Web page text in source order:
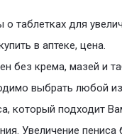
таблетках для
в аптеке, цена.
без крема, мазей и
выбрать любой
который подходит
Увеличение пениса